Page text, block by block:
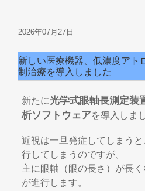
2026年07月27日
新しい医療機器、低濃度アト
制治療を導入しました
新たに光学式眼軸長測定装
析ソフトウェアを導入しま
近視は一旦発症してしまう
行してしまうのですが、
主に眼軸（眼の長さ）が長
が進行します。